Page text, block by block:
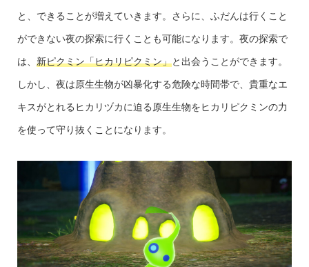
と、できることが増えていきます。さらに、ふだんは行くこと
ができない夜の探索に行くことも可能になります。夜の探索で
は、 新ピクミン「ヒカリピクミン」と出会うことができます。
しかし、夜は原生生物が凶暴化する危険な時間帯で、貴重なエ
キスがとれるヒカリヅカに迫る原生生物をヒカリピクミンの力
を使って守り抜くことになります。